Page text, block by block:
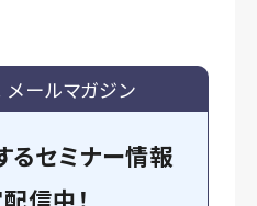
ールマガジン
るセミナー情報